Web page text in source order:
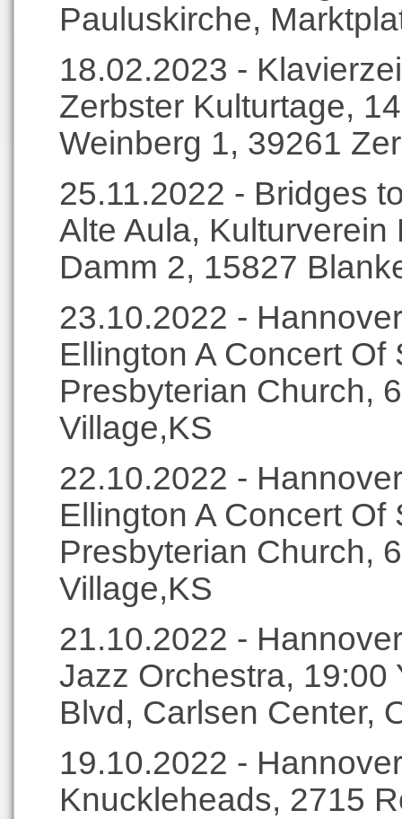
Pauluskirche,
18.02.2023 -
Zerbster Kulturtage,
Weinberg 1, 39261
25.11.2022 - Bridges
Alte Aula,
Damm 2, 15827
23.10.2022 -
Ellington A Concert
Presbyterian Church,
Village,KS
22.10.2022 -
Ellington A Concert
Presbyterian Church,
Village,KS
21.10.2022 -
Jazz Orchestra, 19:00
Blvd, Carlsen Center,
19.10.2022 -
Knuckleheads, 2715